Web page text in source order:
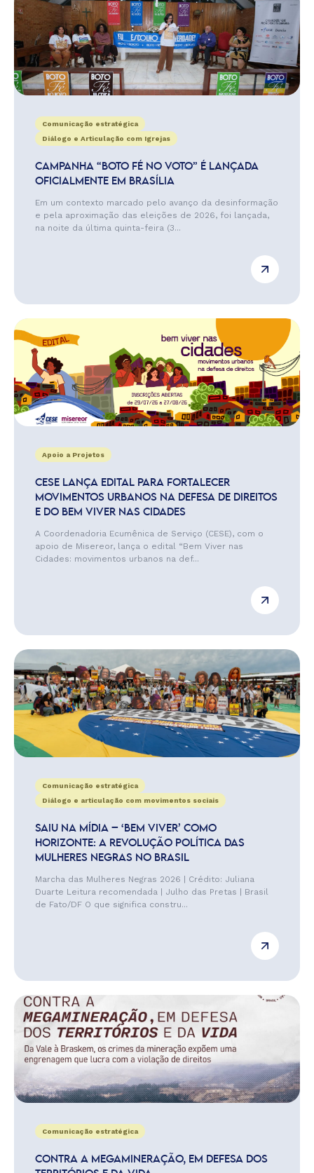
Comunicação estratégica
Diálogo e Articulação com Igrejas
CAMPANHA “BOTO FÉ NO VOTO” É LANÇADA
OFICIALMENTE EM BRASÍLIA
Em um contexto marcado pelo avanço da desinformação
e pela aproximação das eleições de 2026, foi lançada,
na noite da última quinta-feira (3...
Apoio a Projetos
CESE LANÇA EDITAL PARA FORTALECER
MOVIMENTOS URBANOS NA DEFESA DE DIREITOS
E DO BEM VIVER NAS CIDADES
A Coordenadoria Ecumênica de Serviço (CESE), com o
apoio de Misereor, lança o edital “Bem Viver nas
Cidades: movimentos urbanos na def...
Comunicação estratégica
Diálogo e articulação com movimentos sociais
SAIU NA MÍDIA – ‘BEM VIVER’ COMO
HORIZONTE: A REVOLUÇÃO POLÍTICA DAS
MULHERES NEGRAS NO BRASIL
Marcha das Mulheres Negras 2026 | Crédito: Juliana
Duarte Leitura recomendada | Julho das Pretas | Brasil
de Fato/DF O que significa constru...
Comunicação estratégica
CONTRA A MEGAMINERAÇÃO, EM DEFESA DOS